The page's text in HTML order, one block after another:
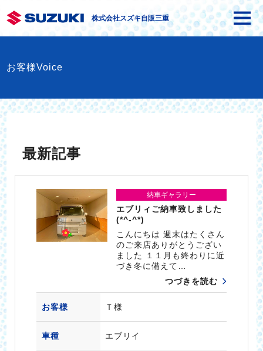
株式会社スズキ自販三重
お客様Voice
最新記事
納車ギャラリー
エブリィご納車致しました
(*^-^*)
こんにちは 週末はたくさん
のご来店ありがとうござい
ました １１月も終わりに近
づき冬に備えて…
つづきを読む
お客様 Ｔ様
車種 エブリイ